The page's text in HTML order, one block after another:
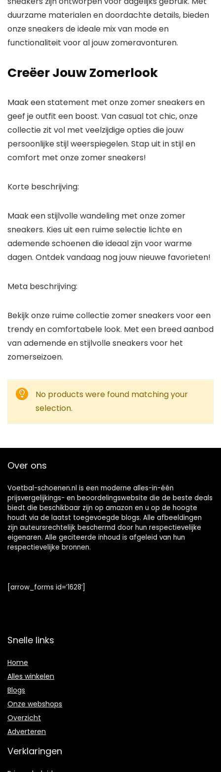
duurzame materialen en doordachte details, bieden
onze sneakers de ideale mix van mode en
functionaliteit voor al jouw zomeravonturen.
Creëer Jouw Zomerlook
Maak een statement met onze zomer sneakers en
geef je outfit een boost. Van casual tot chic, onze
collectie zit vol met veelzijdige opties die jouw
persoonlijke stijl weerspiegelen. Stap uit in stijl en
comfort met onze zomer sneakers!
Korte beschrijving:
Maak een stijlvolle wandeling met onze zomer
sneakers. Kies uit een ruime selectie lichte en
ademende schoenen die ideaal zijn voor warme
dagen. Ontdek vandaag nog jouw nieuwe favorieten!
Meta beschrijving:
Bekijk onze ruime collectie zomer sneakers voor een
trendy en comfortabele look. Met een breed aanbod
van ademende en stijlvolle sneakers voor het
zomerseizoen.
No products were found matching your
selection.
Over ons
Voetbal-schoenen.nl is een moderne alles-in-één
prijsvergelijkings- en beoordelingswebsite die de beste deals
biedt die beschikbaar zijn op amazon en u op de hoogte
houdt via de laatst toegevoegde blogs. Alle afbeeldingen
zijn auteursrechtelijk beschermd door hun respectievelijke
eigenaren. Alle geciteerde inhoud is afgeleid van hun
respectievelijke bronnen.
[arrow_forms id=’1628′]
Snelle links
Home
Alles winkelen
Blogs
Onze webshops
Overzicht
Adverteren
Verklaringen